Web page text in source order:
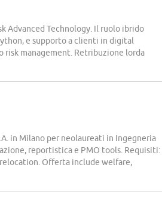
Advanced Technology. Il ruolo ibrido
e supporto a clienti in digital
risk management. Retribuzione lorda
in Milano per neolaureati in Ingegneria
reportistica e PMO tools. Requisiti:
Offerta include welfare,